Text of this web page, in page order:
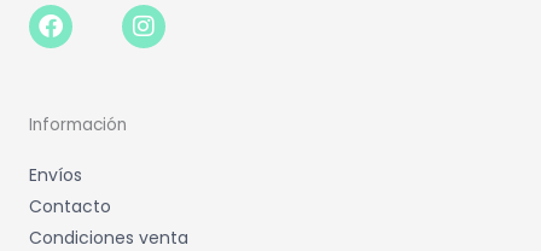
f
Información
Envíos
Contacto
Condiciones venta